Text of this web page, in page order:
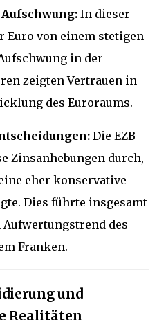
In dieser
Euro von einem stetigen
in der
zeigten Vertrauen in
des Euroraums.
Die EZB
Zinsanhebungen durch,
eher konservative
Dies führte insgesamt
des
Franken.
und
Realitäten